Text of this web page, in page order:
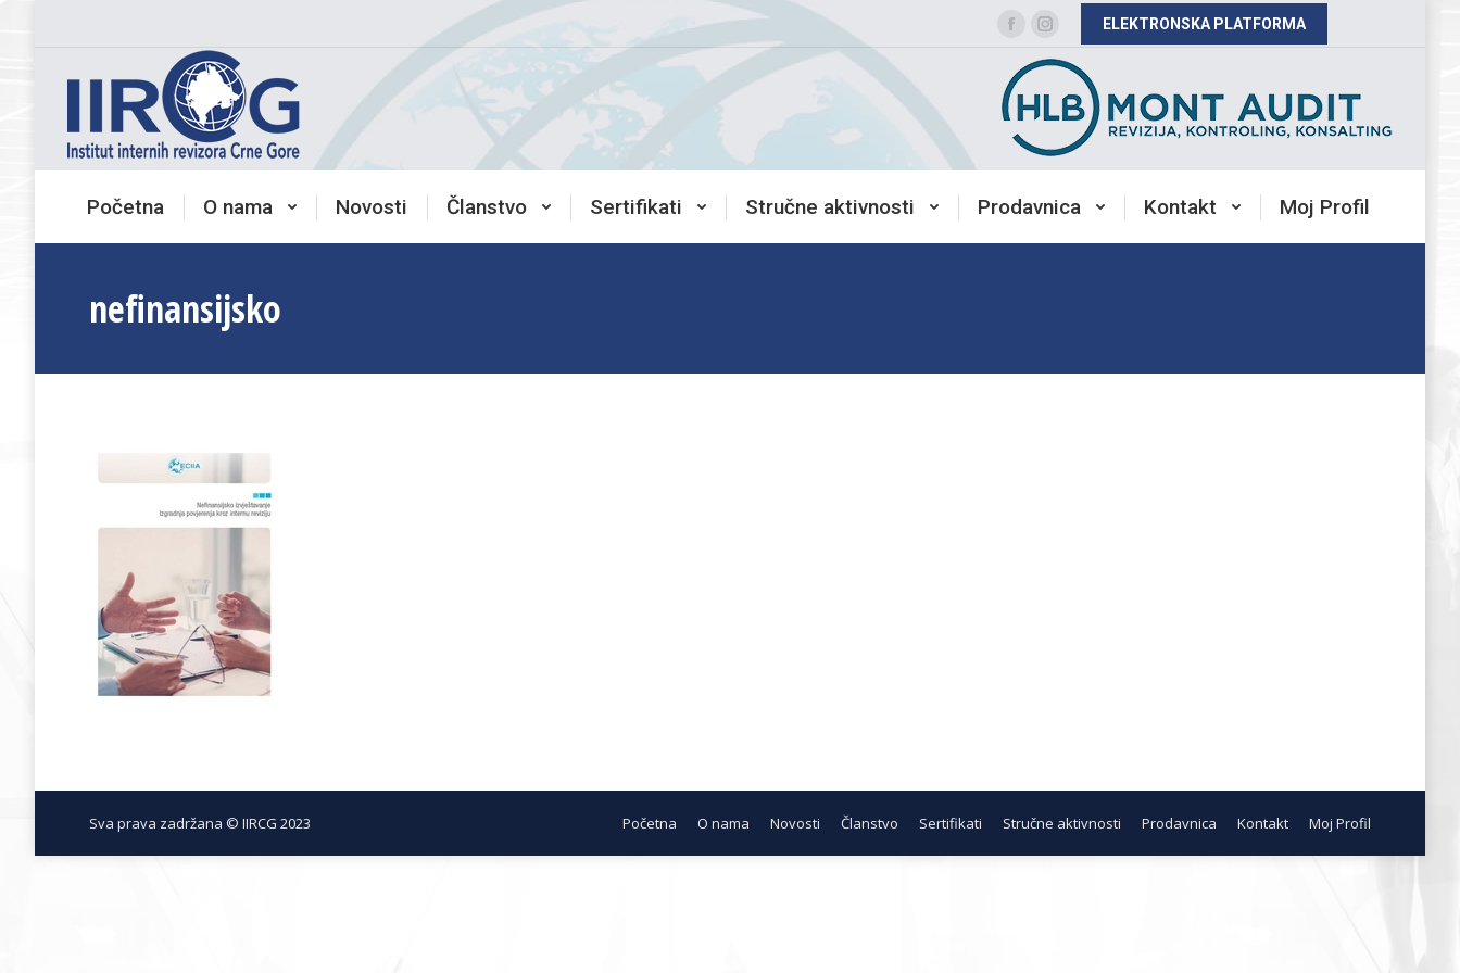
Facebook
page
opens
in
new
window
Instagram
page
opens
in
new
window
ELEKTRONSKA PLATFORMA
Početna O nama Novosti Članstvo Sertifikati Stručne aktivnosti Prodavnica Kontakt Moj Profil
nefinansijsko
Sva prava zadržana © IIRCG 2023 Početna O nama Novosti Članstvo Sertifikati Stručne aktivnosti Prodavnica Kontakt Moj Profil